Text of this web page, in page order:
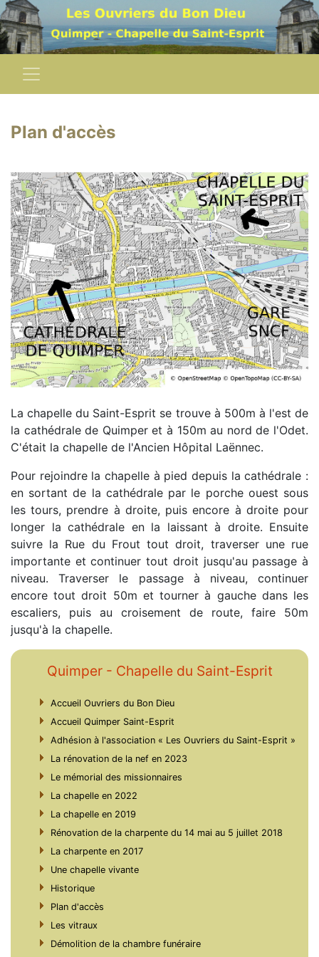
Plan d'accès
La chapelle du Saint-Esprit se trouve à 500m à l'est de
la cathédrale de Quimper et à 150m au nord de l'Odet.
C'était la chapelle de l'Ancien Hôpital Laënnec.
Pour rejoindre la chapelle à pied depuis la cathédrale :
en sortant de la cathédrale par le porche ouest sous
les tours, prendre à droite, puis encore à droite pour
longer la cathédrale en la laissant à droite. Ensuite
suivre la Rue du Frout tout droit, traverser une rue
importante et continuer tout droit jusqu'au passage à
niveau. Traverser le passage à niveau, continuer
encore tout droit 50m et tourner à gauche dans les
escaliers, puis au croisement de route, faire 50m
jusqu'à la chapelle.
Quimper - Chapelle du Saint-Esprit
Accueil Ouvriers du Bon Dieu
Accueil Quimper Saint-Esprit
Adhésion à l'association « Les Ouvriers du Saint-Esprit »
La rénovation de la nef en 2023
Le mémorial des missionnaires
La chapelle en 2022
La chapelle en 2019
Rénovation de la charpente du 14 mai au 5 juillet 2018
La charpente en 2017
Une chapelle vivante
Historique
Plan d'accès
Les vitraux
Démolition de la chambre funéraire